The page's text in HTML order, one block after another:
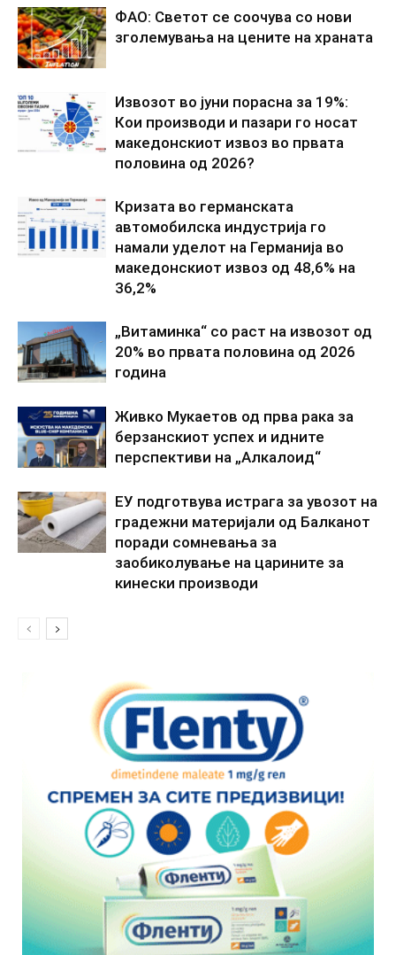
ФАО: Светот се соочува со нови
зголемувања на цените на храната
Извозот во јуни порасна за 19%:
Кои производи и пазари го носат
македонскиот извоз во првата
половина од 2026?
Кризата во германската
автомобилска индустрија го
намали уделот на Германија во
македонскиот извоз од 48,6% на
36,2%
„Витаминка“ со раст на извозот од
20% во првата половина од 2026
година
Живко Мукаетов од прва рака за
берзанскиот успех и идните
перспективи на „Алкалоид“
ЕУ подготвува истрага за увозот на
градежни материјали од Балканот
поради сомневања за
заобиколување на царините за
кинески производи